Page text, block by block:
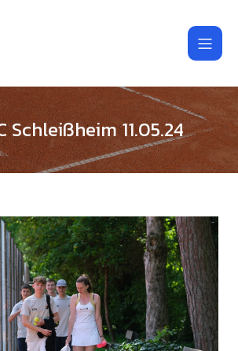
Schleißheim 11.05.24